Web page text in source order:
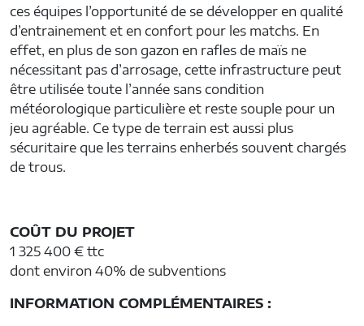
ces équipes l’opportunité de se développer en qualité
d’entrainement et en confort pour les matchs. En
effet, en plus de son gazon en rafles de maïs ne
nécessitant pas d’arrosage, cette infrastructure peut
être utilisée toute l’année sans condition
météorologique particulière et reste souple pour un
jeu agréable. Ce type de terrain est aussi plus
sécuritaire que les terrains enherbés souvent chargés
de trous.
COÛT DU PROJET
1 325 400 € ttc
dont environ 40% de subventions
INFORMATION COMPLÉMENTAIRES :